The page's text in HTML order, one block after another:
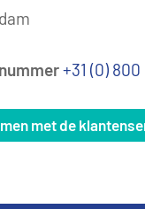
+31 (0)
met de